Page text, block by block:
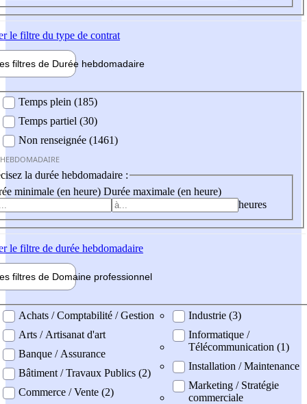
le filtre du type de contrat
filtres de Durée hebdomadaire
Temps plein (185)
Temps partiel (30)
Non renseignée (1461)
la durée hebdomadaire :
minimale (en heure) Durée maximale (en heure)
heures
le filtre de durée hebdomadaire
filtres de Domaine professionnel
professionel
Achats / Comptabilité / Gestion
Arts / Artisanat d'art
Banque / Assurance
Bâtiment / Travaux Publics (2)
Commerce / Vente (2)
Industrie (3)
Informatique /
Télécommunication (1)
Installation / Maintenance
Marketing / Stratégie
commerciale